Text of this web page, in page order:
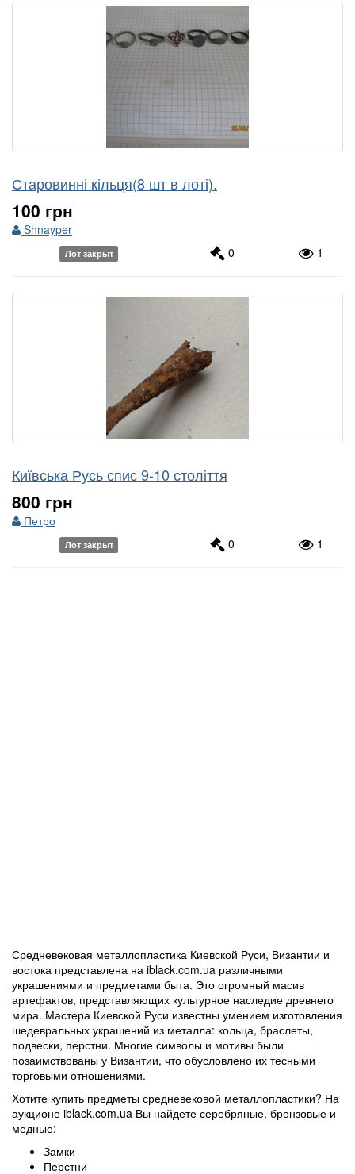
Старовинні кільця(8 шт в лоті).
100 грн
Shnayper
Лот закрыт 0 1
Київська Русь спис 9-10 століття
800 грн
Петро
Лот закрыт 0 1
Средневековая металлопластика Киевской Руси, Византии и
востока представлена на iblack.com.ua различными
украшениями и предметами быта. Это огромный масив
артефактов, представляющих культурное наследие древнего
мира. Мастера Киевской Руси известны умением изготовления
шедевральных украшений из металла: кольца, браслеты,
подвески, перстни. Многие символы и мотивы были
позаимствованы у Византии, что обусловлено их тесными
торговыми отношениями.
Хотите купить предметы средневековой металлопластики? На
аукционе iblack.com.ua Вы найдете серебряные, бронзовые и
медные:
Замки
Перстни